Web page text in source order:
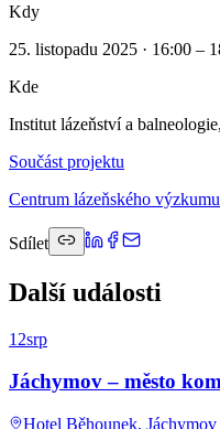
Kdy
25. listopadu 2025 · 16:00 –
Kde
Institut lázeňství a
Součást projektu
Centrum lázeňského výzkumu
Sdílet
Další události
12srp
Jáchymov – město
Hotel Běhounek, Jáchymov